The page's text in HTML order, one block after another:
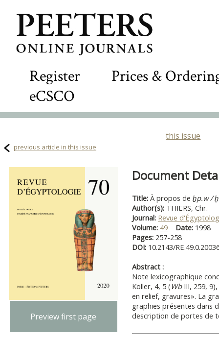
Register
Prices &
eCSCO
this issue
previous article in this issue
Preview first page
Document
Title: À propos de ẖp.w /
Author(s): THIERS, Chr.
Journal: Revue
Volume: 49 Date: 1998
Pages: 257-258
DOI: 10.2143/
Abstract :
Note lexicographique
Koller, 4, 5 (WbIII, 259,
en relief, gravures». La
graphies présentes dans
description de portes de